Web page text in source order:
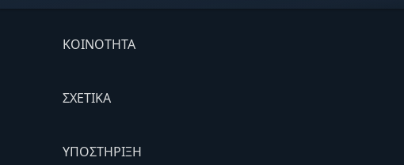
ΚΟΙΝΟΤΗΤΑ
ΣΧΕΤΙΚΆ
ΥΠΟΣΤΗΡΙΞΗ